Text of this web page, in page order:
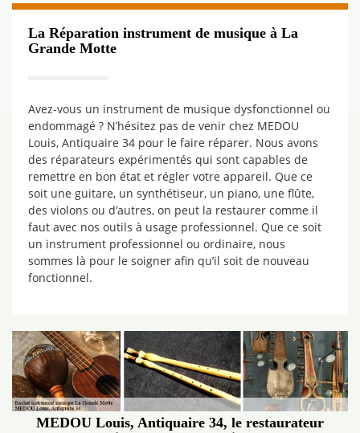
La Réparation instrument de musique à La
Grande Motte
Avez-vous un instrument de musique dysfonctionnel ou
endommagé ? N’hésitez pas de venir chez MEDOU
Louis, Antiquaire 34 pour le faire réparer. Nous avons
des réparateurs expérimentés qui sont capables de
remettre en bon état et régler votre appareil. Que ce
soit une guitare, un synthétiseur, un piano, une flûte,
des violons ou d’autres, on peut la restaurer comme il
faut avec nos outils à usage professionnel. Que ce soit
un instrument professionnel ou ordinaire, nous
sommes là pour le soigner afin qu’il soit de nouveau
fonctionnel.
MEDOU Louis, Antiquaire 34, le restaurateur